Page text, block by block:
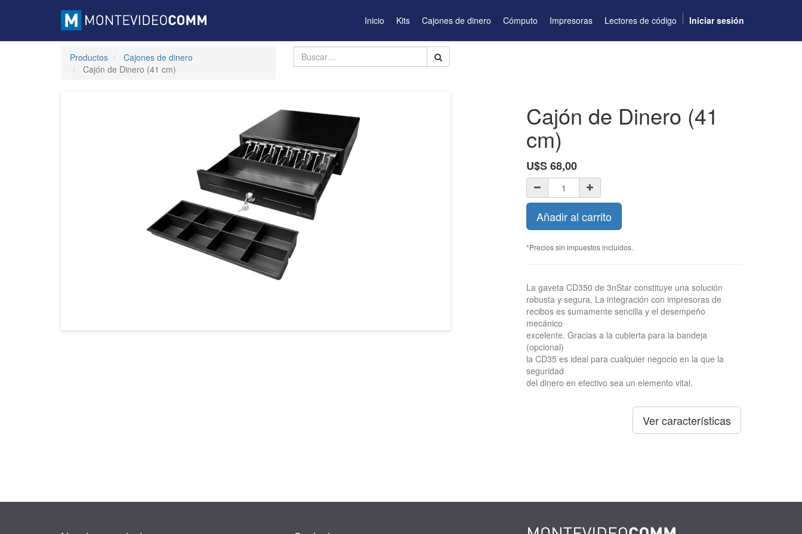
Inicio Kits Cajones de dinero Cómputo Impresoras Lectores de código Iniciar sesión
Productos
Cajones de dinero
Cajón de Dinero (41 cm)
Cajón de Dinero (41
cm)
U$S68,00
Añadir al carrito
*Precios sin impuestos incluidos.
La gaveta CD350 de 3nStar constituye una solución
robusta y segura. La integración con impresoras de
recibos es sumamente sencilla y el desempeño
mecánico
excelente. Gracias a la cubierta para la bandeja
(opcional)
la CD35 es ideal para cualquier negocio en la que la
seguridad
del dinero en efectivo sea un elemento vital.
Ver características